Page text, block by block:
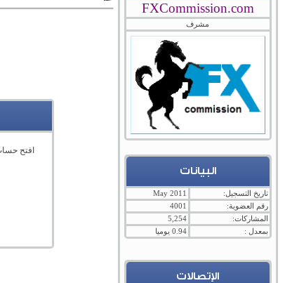
FXCommission.com
مشرف
البيانات
تاريخ التسجيل:
May 2011
رقم العضوية:
4001
المشاركات:
5,254
بمعدل :
0.94 يوميا
الإتصالات
افتح